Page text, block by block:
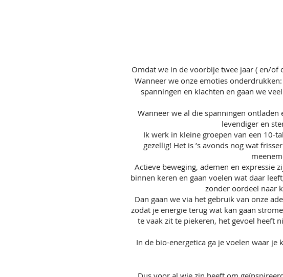
Omdat we in de voorbije twee jaar ( en/of
Wanneer we onze emoties
spanningen en klachten en gaan we
Wanneer we al die spanningen
levendiger en
Ik werk in kleine groepen van een 10-
gezellig! Het is ’s avonds nog wat
Actieve beweging, ademen en expressie
binnen keren en gaan voelen wat daar
zonder oordeel naar
Dan gaan we via het gebruik van onze
zodat je energie terug wat kan gaan
te vaak zit te piekeren, het gevoel heeft
In de bio-energetica ga je voelen waar